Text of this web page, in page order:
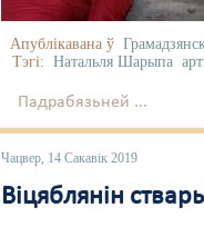
Апублікавана ў
Тэгі:
Натальля Шарыпа
Падрабязьней ...
Чацвер, 14 Сакавік 2019
Віцяблянін